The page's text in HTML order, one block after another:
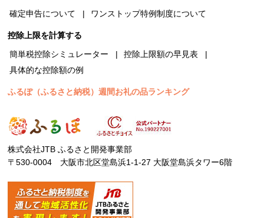
確定申告について
ワンストップ特例制度について
控除上限を計算する
簡単税控除シミュレーター
控除上限額の早見表
具体的な控除額の例
ふるぽ（ふるさと納税）週間お礼の品ランキング
株式会社JTB ふるさと開発事業部
〒530-0004 大阪市北区堂島浜1-1-27 大阪堂島浜タワー6階